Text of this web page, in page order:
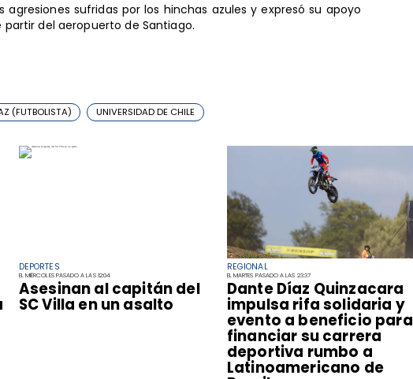
DEPORTES
EL MIÉRCOLES PASADO A LAS 12:04
Asesinan al capitán del
SC Villa en un asalto
REGIONAL
EL MARTES PASADO A LAS 23:37
Dante Díaz Quinzacara
impulsa rifa solidaria y
evento a beneficio para
financiar su carrera
deportiva rumbo a
Latinoamericano de
sufridas por los hinchas azules y expresó su apoyo
del aeropuerto de Santiago.
(FUTBOLISTA) UNIVERSIDAD DE CHILE